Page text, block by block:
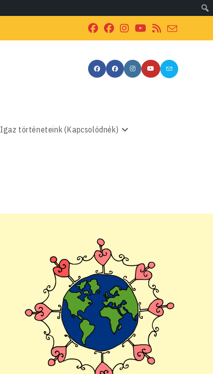
Igaz történeteink (Kapcsolódnék)